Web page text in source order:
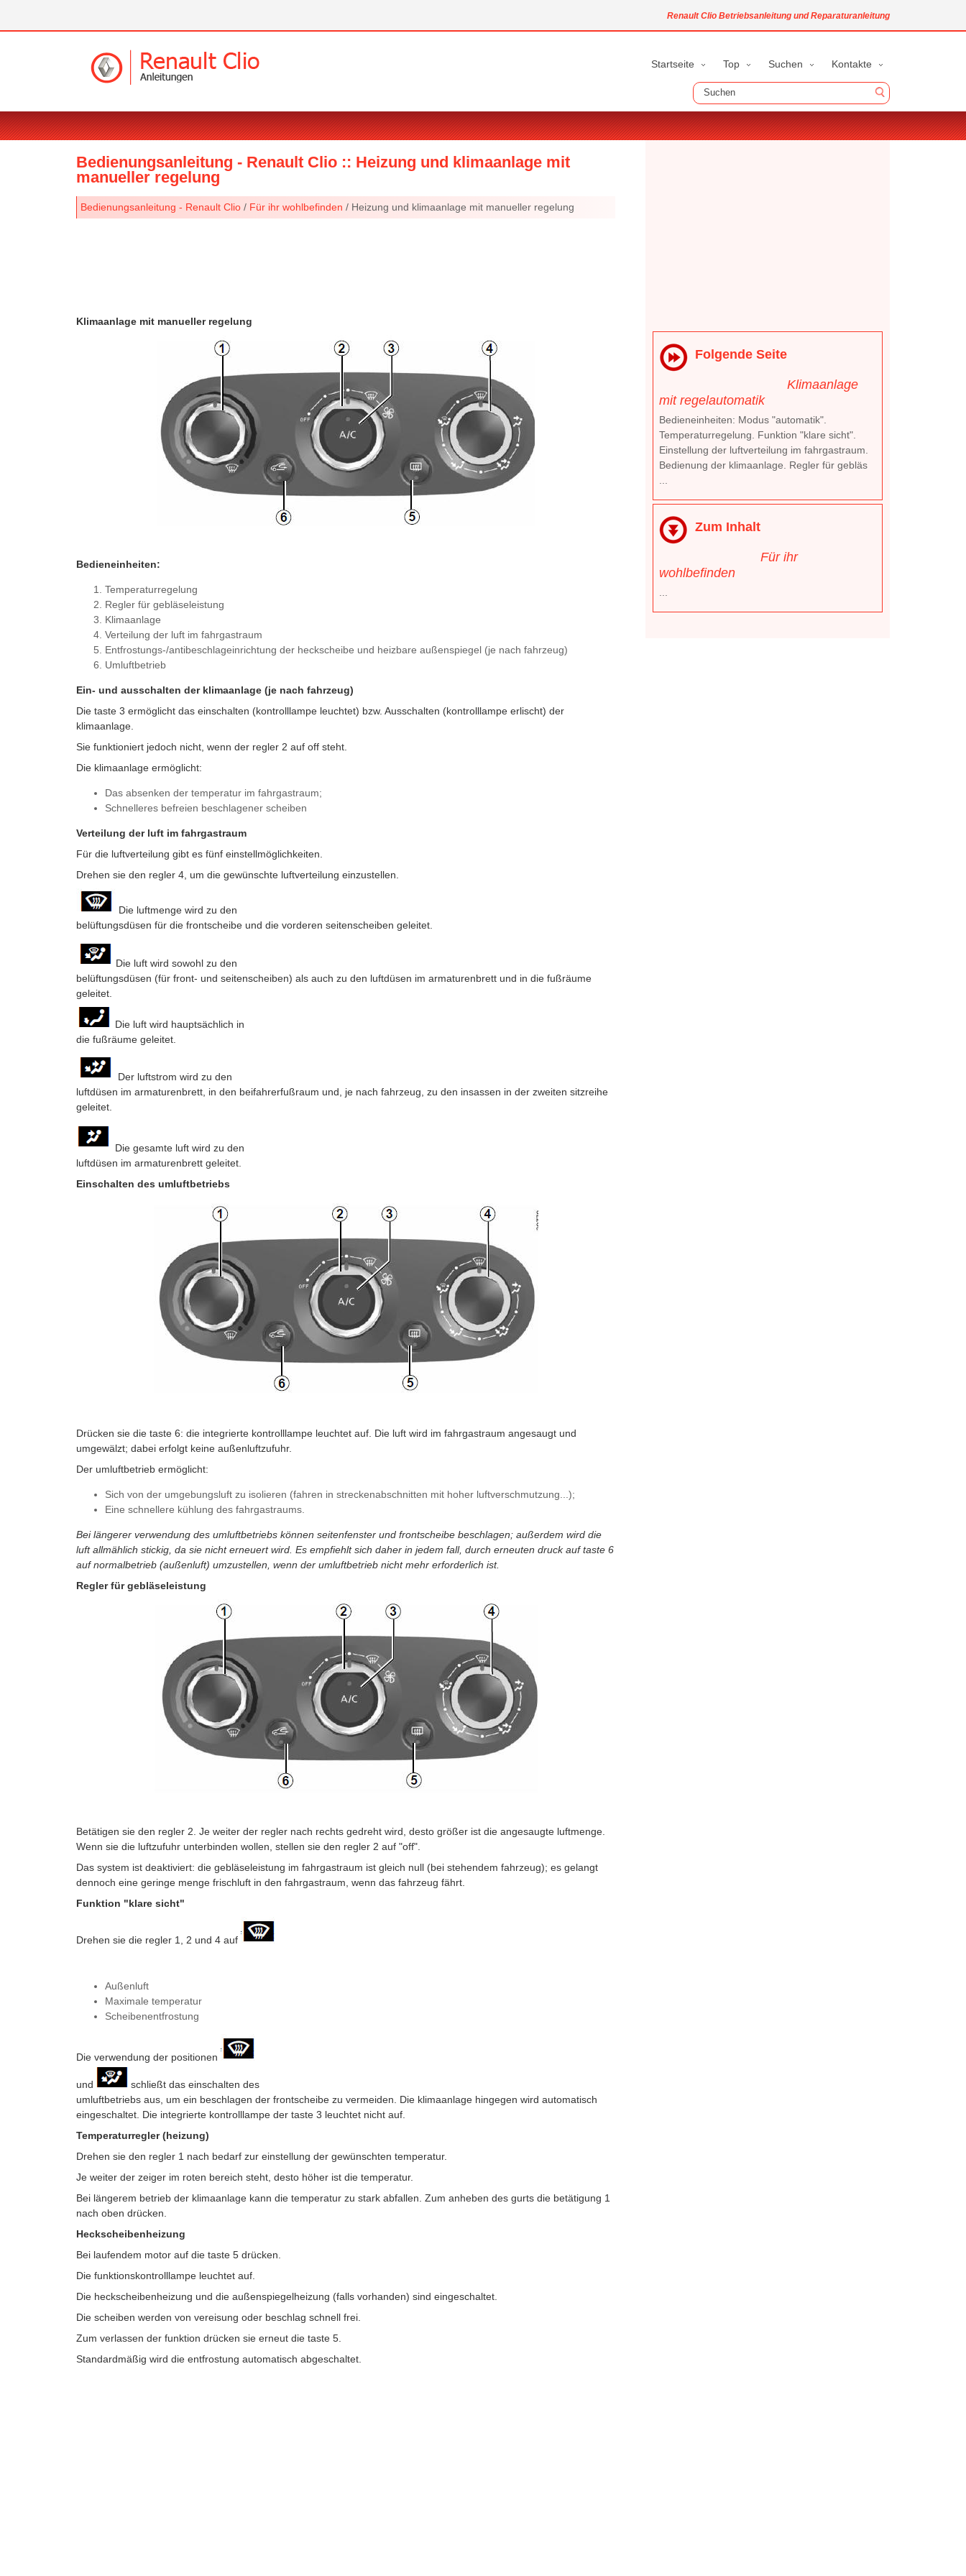
Renault Clio Betriebsanleitung und Reparaturanleitung
Startseite Top Suchen Kontakte
Bedienungsanleitung - Renault Clio :: Heizung und klimaanlage mit
manueller regelung
Bedienungsanleitung - Renault Clio / Für ihr wohlbefinden / Heizung und klimaanlage mit manueller regelung
Klimaanlage mit manueller regelung
Bedieneinheiten:
Temperaturregelung
Regler für gebläseleistung
Klimaanlage
Verteilung der luft im fahrgastraum
Entfrostungs-/antibeschlageinrichtung der heckscheibe und heizbare außenspiegel (je nach fahrzeug)
Umluftbetrieb
Ein- und ausschalten der klimaanlage (je nach fahrzeug)
Die taste 3 ermöglicht das einschalten (kontrolllampe leuchtet) bzw. Ausschalten (kontrolllampe erlischt) der
klimaanlage.
Sie funktioniert jedoch nicht, wenn der regler 2 auf off steht.
Die klimaanlage ermöglicht:
Das absenken der temperatur im fahrgastraum;
Schnelleres befreien beschlagener scheiben
Verteilung der luft im fahrgastraum
Für die luftverteilung gibt es fünf einstellmöglichkeiten.
Drehen sie den regler 4, um die gewünschte luftverteilung einzustellen.
Die luftmenge wird zu den
belüftungsdüsen für die frontscheibe und die vorderen seitenscheiben geleitet.
Die luft wird sowohl zu den
belüftungsdüsen (für front- und seitenscheiben) als auch zu den luftdüsen im armaturenbrett und in die fußräume
geleitet.
Die luft wird hauptsächlich in
die fußräume geleitet.
Der luftstrom wird zu den
luftdüsen im armaturenbrett, in den beifahrerfußraum und, je nach fahrzeug, zu den insassen in der zweiten sitzreihe
geleitet.
Die gesamte luft wird zu den
luftdüsen im armaturenbrett geleitet.
Einschalten des umluftbetriebs
Drücken sie die taste 6: die integrierte kontrolllampe leuchtet auf. Die luft wird im fahrgastraum angesaugt und
umgewälzt; dabei erfolgt keine außenluftzufuhr.
Der umluftbetrieb ermöglicht:
Sich von der umgebungsluft zu isolieren (fahren in streckenabschnitten mit hoher luftverschmutzung...);
Eine schnellere kühlung des fahrgastraums.
Bei längerer verwendung des umluftbetriebs können seitenfenster und frontscheibe beschlagen; außerdem wird die
luft allmählich stickig, da sie nicht erneuert wird. Es empfiehlt sich daher in jedem fall, durch erneuten druck auf taste 6
auf normalbetrieb (außenluft) umzustellen, wenn der umluftbetrieb nicht mehr erforderlich ist.
Regler für gebläseleistung
Betätigen sie den regler 2. Je weiter der regler nach rechts gedreht wird, desto größer ist die angesaugte luftmenge.
Wenn sie die luftzufuhr unterbinden wollen, stellen sie den regler 2 auf "off".
Das system ist deaktiviert: die gebläseleistung im fahrgastraum ist gleich null (bei stehendem fahrzeug); es gelangt
dennoch eine geringe menge frischluft in den fahrgastraum, wenn das fahrzeug fährt.
Funktion "klare sicht"
Drehen sie die regler 1, 2 und 4 auf
Außenluft
Maximale temperatur
Scheibenentfrostung
Die verwendung der positionen
und
schließt das einschalten des
umluftbetriebs aus, um ein beschlagen der frontscheibe zu vermeiden. Die klimaanlage hingegen wird automatisch
eingeschaltet. Die integrierte kontrolllampe der taste 3 leuchtet nicht auf.
Temperaturregler (heizung)
Drehen sie den regler 1 nach bedarf zur einstellung der gewünschten temperatur.
Je weiter der zeiger im roten bereich steht, desto höher ist die temperatur.
Bei längerem betrieb der klimaanlage kann die temperatur zu stark abfallen. Zum anheben des gurts die betätigung 1
nach oben drücken.
Heckscheibenheizung
Bei laufendem motor auf die taste 5 drücken.
Die funktionskontrolllampe leuchtet auf.
Die heckscheibenheizung und die außenspiegelheizung (falls vorhanden) sind eingeschaltet.
Die scheiben werden von vereisung oder beschlag schnell frei.
Zum verlassen der funktion drücken sie erneut die taste 5.
Standardmäßig wird die entfrostung automatisch abgeschaltet.
Folgende Seite
Klimaanlage
mit regelautomatik
Bedieneinheiten: Modus "automatik".
Temperaturregelung. Funktion "klare sicht".
Einstellung der luftverteilung im fahrgastraum.
Bedienung der klimaanlage. Regler für gebläs
Zum Inhalt
Für ihr
wohlbefinden